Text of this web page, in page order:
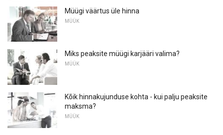
Müügi väärtus üle hinna
MÜÜK
Miks peaksite müügi karjääri valima?
MÜÜK
Kõik hinnakujunduse kohta - kui palju peaksite
maksma?
MÜÜK